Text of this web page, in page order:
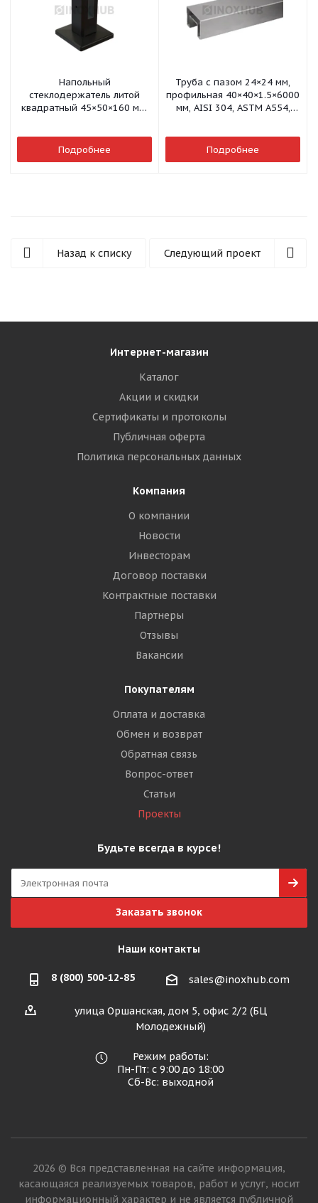
Напольный
стеклодержатель литой
квадратный 45×50×160 мм,
Подробнее
Труба с пазом 24×24 мм,
профильная 40×40×1.5×6000
мм, AISI 304, ASTM A554,
Подробнее
Назад к списку Следующий проект
Интернет-магазин
Каталог
Акции и скидки
Сертификаты и протоколы
Публичная оферта
Политика персональных данных
Компания
О компании
Новости
Инвесторам
Договор поставки
Контрактные поставки
Партнеры
Отзывы
Вакансии
Покупателям
Оплата и доставка
Обмен и возврат
Обратная связь
Вопрос-ответ
Статьи
Проекты
Будьте всегда в курсе!
Заказать звонок
Наши контакты
8 (800) 500-12-85 sales@inoxhub.com
улица Оршанская, дом 5, офис 2/2 (БЦ
Молодежный)
Режим работы:
Пн-Пт: с 9:00 до 18:00
Сб-Вс: выходной
2026 © Вся представленная на сайте информация,
касающаяся реализуемых товаров, работ и услуг, носит
информационный характер и не является публичной